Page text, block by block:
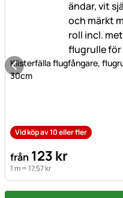
Klisterfälla flugfångare,
30cm
Vid köp av 10 eller fler
från 123 kr
1 m =17,57kr